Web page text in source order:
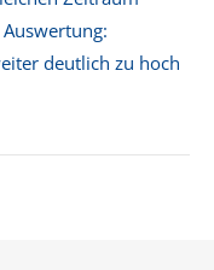
Auswertung:
deutlich zu hoch